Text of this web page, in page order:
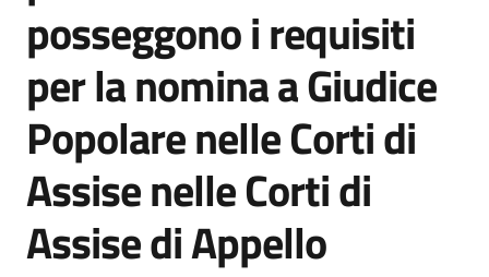
posseggono i requisiti
per la nomina a Giudice
Popolare nelle Corti di
Assise nelle Corti di
Assise di Appello